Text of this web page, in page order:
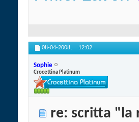
08-04-2008, 12:02
Sophie
Crocettina Platinum
re: scritta "la